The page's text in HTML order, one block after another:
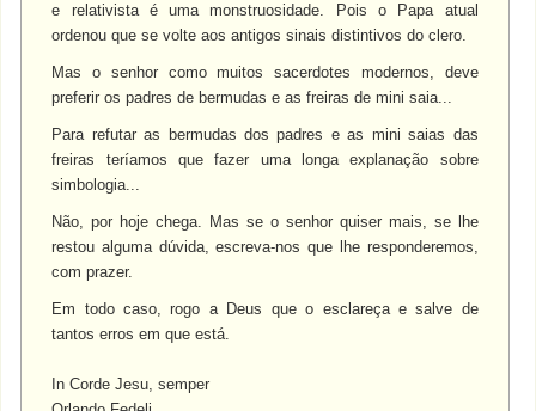
e relativista é uma monstruosidade. Pois o Papa atual
ordenou que se volte aos antigos sinais distintivos do clero.
Mas o senhor como muitos sacerdotes modernos, deve
preferir os padres de bermudas e as freiras de mini saia...
Para refutar as bermudas dos padres e as mini saias das
freiras teríamos que fazer uma longa explanação sobre
simbologia...
Não, por hoje chega. Mas se o senhor quiser mais, se lhe
restou alguma dúvida, escreva-nos que lhe responderemos,
com prazer.
Em todo caso, rogo a Deus que o esclareça e salve de
tantos erros em que está.
In Corde Jesu, semper